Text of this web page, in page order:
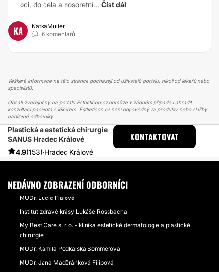
oci, do cela a nosoretní... Číst dál
KA
KatkaMuller
6 komentářů
Veškeré informace na této stránce pocházejí od uživatelů portálu, nikoli od lékařů nebo
specialistů.
Obsah zveřejněný na portálu Estheticon.cz nemůže v žádném případě nahradit
konzultaci pacienta s lékařem. Estheticon.cz není odpovědný za produkty nebo služby
nabízené odborníky.
Plastická a estetická chirurgie
SANUS Hradec Králové
4.9(153)·Hradec Králové
KONTAKTOVAT
ESTHETICON
PŘÍBĚHY
PŘÍBĚHY TÝKAJÍCÍ SE ZÁKROKU RHINOPLASTIKA
MAM HRBATÝ A KŘIVÝ NOS
NEDÁVNO ZOBRAZENÍ ODBORNÍCI
MUDr. Lucie Fialová
Institut zdravé krásy Lukáše Rossbacha
My Best Care s. r. o. - klinika estetické dermatologie a plastické
chirurgie
MUDr. Kamila Podkalská Sommerová
MUDr. Jana Maděránková Filipová